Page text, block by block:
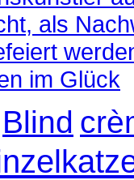
als
im Glück
Blind